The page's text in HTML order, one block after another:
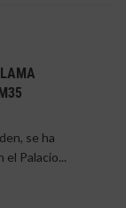
se ha
el Palacio...